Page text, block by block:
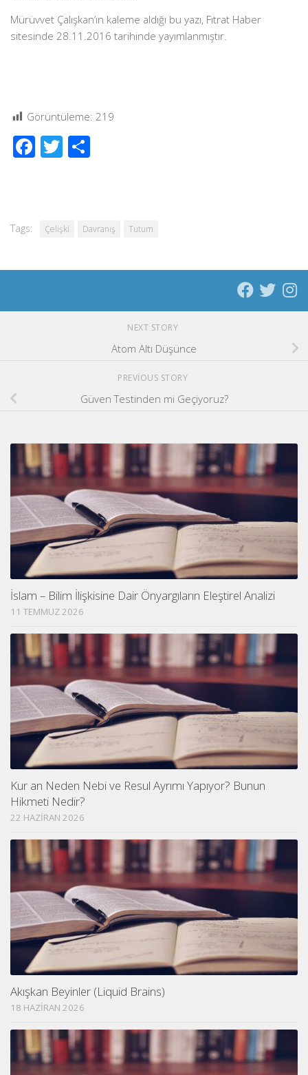
Mürüvvet Çalışkan’ın kaleme aldığı bu yazı, Fıtrat Haber
sitesinde 28.11.2016 tarihinde yayımlanmıştır.
Görüntüleme: 219
Facebook
Twitter
Tags: Çelişki Davranış Tutum
NEXT STORY
Atom Altı Düşünce
PREVIOUS STORY
Güven Testinden mi Geçiyoruz?
İslam – Bilim İlişkisine Dair Önyargıların Eleştirel Analizi
11 TEMMUZ 2026
Kur an Neden Nebi ve Resul Ayrımı Yapıyor? Bunun
Hikmeti Nedir?
22 HAZIRAN 2026
Akışkan Beyinler (Liquid Brains)
18 HAZIRAN 2026